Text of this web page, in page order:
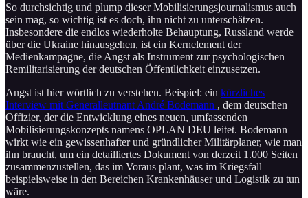
So durchsichtig und plump dieser Mobilisierungsjournalismus auch
sein mag, so wichtig ist es doch, ihn nicht zu unterschätzen.
Insbesondere die endlos wiederholte Behauptung, Russland werde
über die Ukraine hinausgehen, ist ein Kernelement der
Medienkampagne, die Angst als Instrument zur psychologischen
Remilitarisierung der deutschen Öffentlichkeit einzusetzen.
Angst ist hier wörtlich zu verstehen. Beispiel: ein kürzliches
Interview mit Generalleutnant André Bodemann , dem deutschen
Offizier, der die Entwicklung eines neuen, umfassenden
Mobilisierungskonzepts namens OPLAN DEU leitet. Bodemann
wirkt wie ein gewissenhafter und gründlicher Militärplaner, wie man
ihn braucht, um ein detailliertes Dokument von derzeit 1.000 Seiten
zusammenzustellen, das im Voraus plant, was im Kriegsfall
beispielsweise in den Bereichen Krankenhäuser und Logistik zu tun
wäre.